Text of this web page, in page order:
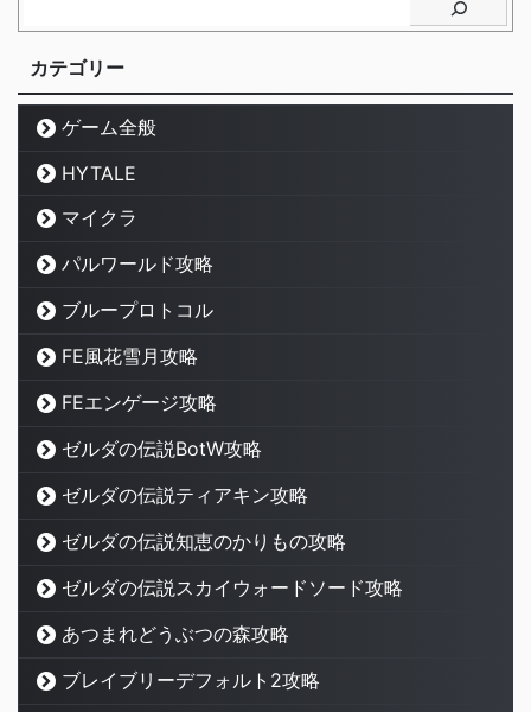
カテゴリー
ゲーム全般
HYTALE
マイクラ
パルワールド攻略
ブループロトコル
FE風花雪月攻略
FEエンゲージ攻略
ゼルダの伝説BotW攻略
ゼルダの伝説ティアキン攻略
ゼルダの伝説知恵のかりもの攻略
ゼルダの伝説スカイウォードソード攻略
あつまれどうぶつの森攻略
ブレイブリーデフォルト2攻略